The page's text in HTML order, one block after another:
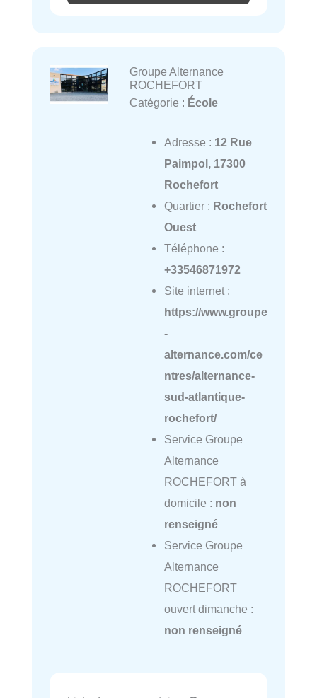
Groupe Alternance
ROCHEFORT
Catégorie : École
Adresse : 12 Rue
Paimpol, 17300
Rochefort
Quartier : Rochefort
Ouest
Téléphone :
+33546871972
Site internet :
https://www.groupe
-
alternance.com/ce
ntres/alternance-
sud-atlantique-
rochefort/
Service Groupe
Alternance
ROCHEFORT à
domicile : non
renseigné
Service Groupe
Alternance
ROCHEFORT
ouvert dimanche :
non renseigné